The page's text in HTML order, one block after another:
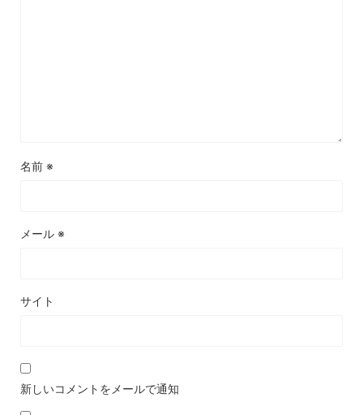
名前 ※
メール ※
サイト
新しいコメントをメールで通知